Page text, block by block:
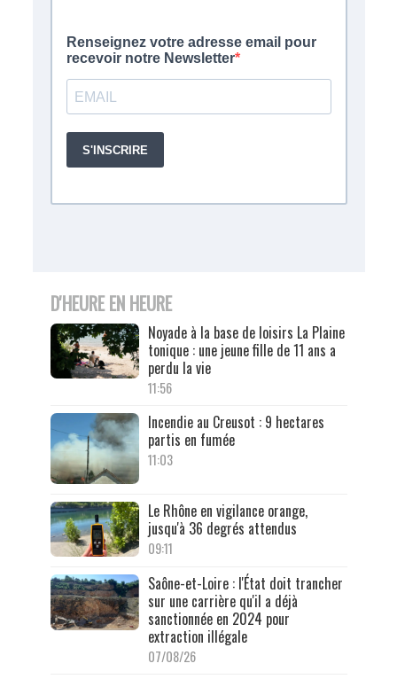
D'HEURE EN HEURE
Noyade à la base de loisirs La Plaine
tonique : une jeune fille de 11 ans a
perdu la vie
11:56
Incendie au Creusot : 9 hectares
partis en fumée
11:03
Le Rhône en vigilance orange,
jusqu'à 36 degrés attendus
09:11
Saône-et-Loire : l'État doit trancher
sur une carrière qu'il a déjà
sanctionnée en 2024 pour
extraction illégale
07/08/26